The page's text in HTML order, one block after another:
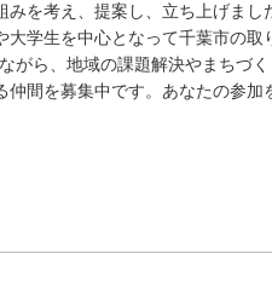
を考え、提案し、立ち上げまし
大学生を中心となって千葉市の取
がら、地域の課題解決やまちづ
間を募集中です。あなたの参加